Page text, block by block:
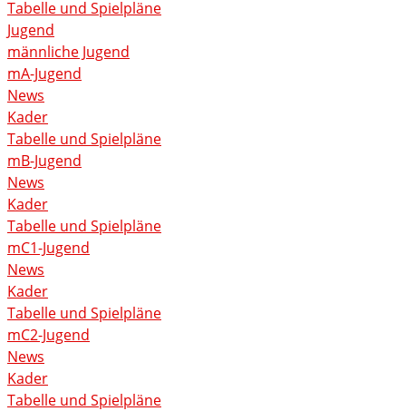
Tabelle und Spielpläne
Jugend
männliche Jugend
mA-Jugend
News
Kader
Tabelle und Spielpläne
mB-Jugend
News
Kader
Tabelle und Spielpläne
mC1-Jugend
News
Kader
Tabelle und Spielpläne
mC2-Jugend
News
Kader
Tabelle und Spielpläne